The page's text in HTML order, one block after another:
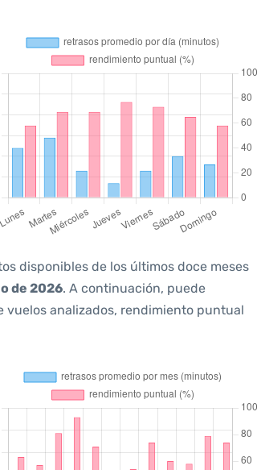
disponibles de los últimos doce meses
de 2026. A continuación, puede
vuelos analizados, rendimiento puntual